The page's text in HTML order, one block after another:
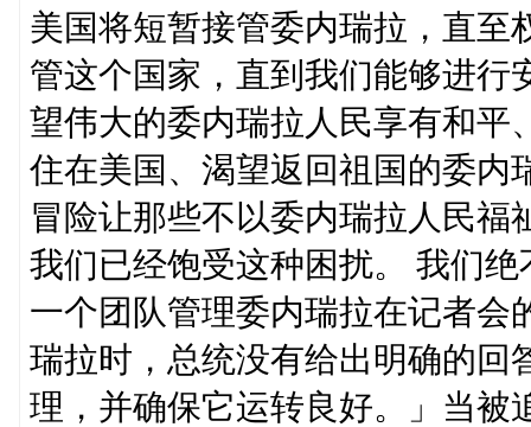
美国将短暂接管委内瑞拉，直至
管这个国家，直到我们能够进行
望伟大的委内瑞拉人民享有和平
住在美国、渴望返回祖国的委内
冒险让那些不以委内瑞拉人民福
我们已经饱受这种困扰。 我们
一个团队管理委内瑞拉在记者会
瑞拉时，总统没有给出明确的回
理，并确保它运转良好。」当被